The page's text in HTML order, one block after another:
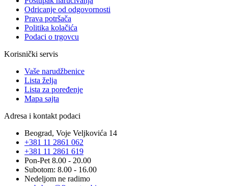
Odricanje od odgovornosti
Prava potršača
Politika kolačića
Podaci o trgovcu
Korisnički servis
Vaše narudžbenice
Lista želja
Lista za poređenje
Mapa sajta
Adresa i kontakt podaci
Beograd, Voje Veljkovića 14
+381 11 2861 062
+381 11 2861 619
Pon-Pet 8.00 - 20.00
Subotom: 8.00 - 16.00
Nedeljom ne radimo